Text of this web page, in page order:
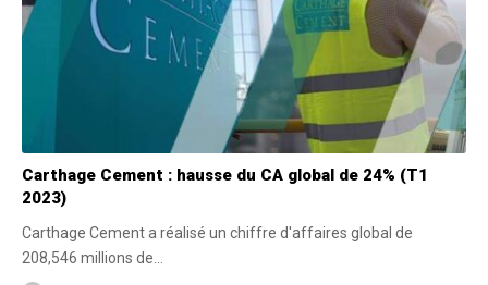
Carthage Cement : hausse du CA global de 24% (T1
2023)
Carthage Cement a réalisé un chiffre d'affaires global de
208,546 millions de